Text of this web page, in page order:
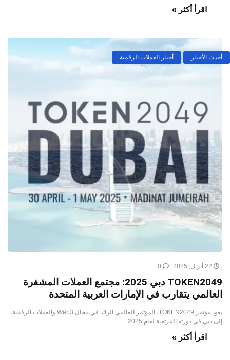
اقرأ أكثر »
أحدث الأخبار أخبار العملات الرقمية
TOKEN2049 دبي 2025: مجتمع العملات المشفرة
العالمي يتقارب في الإمارات العربية المتحدة
يعود مؤتمر TOKEN2049، المؤتمر العالمي الرائد في مجال Web3 والعملات الرقمية،
إلى دبي في دورته المرتقبة لعام 2025. ...
اقرأ أكثر »